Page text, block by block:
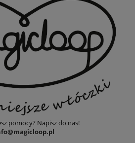
pomocy? Napisz do nas!